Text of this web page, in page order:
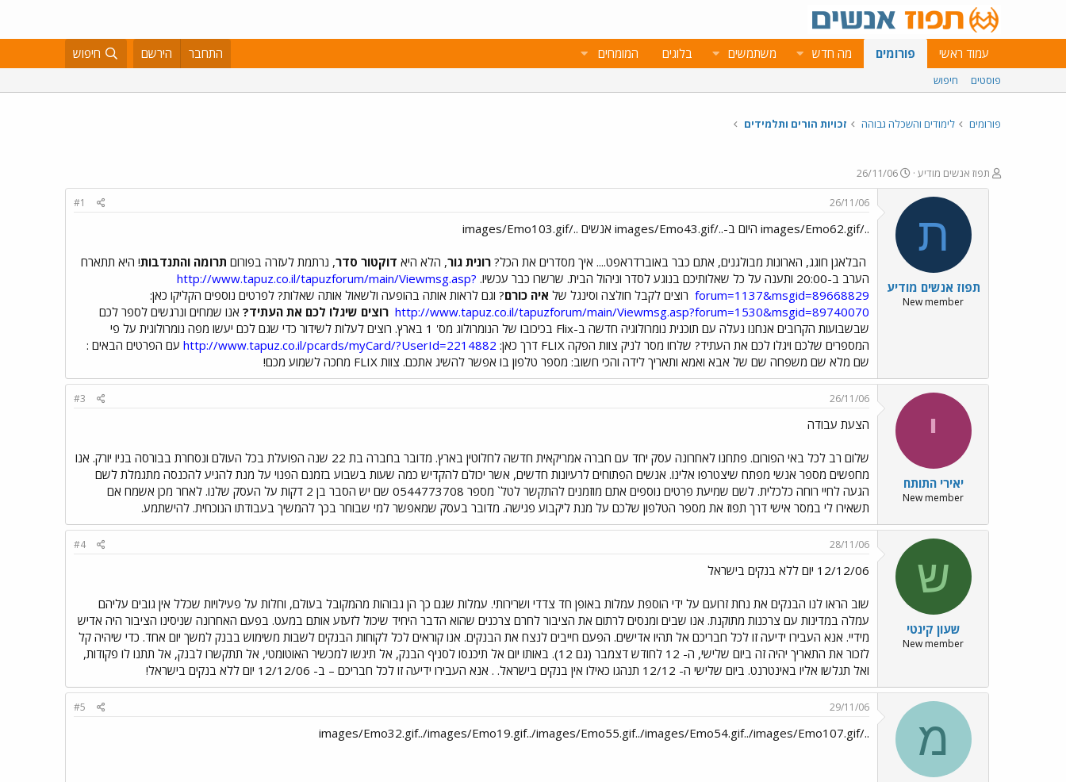
עמוד ראשי פורומים מה חדש משתמשים בלוגים המומחים התחבר הירשם חיפוש
פוסטים חיפוש
פורומים לימודים והשכלה גבוהה זכויות הורים ותלמידים
פ
ו
תפוז אנשים מודיע
פ
ו
ם
ב
ר
26/11/06
ת
תפוז אנשים מודיע
New member
26/11/06
#1
../images/Emo62.gif היום ב-../images/Emo43.gif אנשים ../images/Emo103.gif
הבלאגן חוגג, הארונות מבולגנים, אתם כבר באוברדראפט.... איך מסדרים את הכל? רונית גור, הלא היא דוקטור סדר, נרתמת לעזרה בפורום תרומה והתנדבות! היא תתארח
הערב ב-20:00 ותענה על כל שאלותיכם בנוגע לסדר וניהול הבית. שרשרו כבר עכשיו.
http://www.tapuz.co.il/tapuzforum/main/Viewmsg.asp?
forum=1137&msgid=89668829 רוצים לקבל חולצה וסינגל של איה כורם? וגם לראות אותה בהופעה ולשאול אותה שאלות? לפרטים נוספים הקליקו כאן:
http://www.tapuz.co.il/tapuzforum/main/Viewmsg.asp?forum=1530&msgid=89740070 רוצים שיגלו לכם את העתיד? אנו שמחים ונרגשים לספר לכם
שבשבועות הקרובים אנחנו נעלה עם תוכנית נומרולוגיה חדשה ב-Flix בכיכובו של הנומרולוג מס' 1 בארץ. רוצים לעלות לשידור כדי שגם לכם יעשו מפה נומרולוגית על פי
המספרים שלכם ויגלו לכם את העתיד? שלחו מסר לניק צוות הפקה FLIX דרך כאן:
http://www.tapuz.co.il/pcards/myCard/?UserId=2214882 עם הפרטים הבאים :
שם מלא שם משפחה שם של אבא ואמא ותאריך לידה והכי חשוב: מספר טלפון בו אפשר להשיג אתכם. צוות FLIX מחכה לשמוע מכם!
י
יאירי התותח
New member
26/11/06
#3
הצעת עבודה
שלום רב לכל באי הפורום. פתחנו לאחרונה עסק יחד עם חברה אמריקאית חדשה לחלוטין בארץ. מדובר בחברה בת 22 שנה הפועלת בכל העולם ונסחרת בבורסה בניו יורק. אנו
מחפשים מספר אנשי מפתח שיצטרפו אלינו. אנשים הפתוחים לרעיונות חדשים, אשר יכולם להקדיש כמה שעות בשבוע בזמנם הפנוי על מנת להגיע להכנסה מתגמלת לשם
הגעה לחיי רוחה כלכלית. לשם שמיעת פרטים נוספים אתם מוזמנים להתקשר לטל` מספר 0544773708 שם יש הסבר בן 2 דקות על העסק שלנו. לאחר מכן אשמח אם
תשאירו לי במסר אישי דרך תפוז את מספר הטלפון שלכם על מנת ליקבוע פגישה. מדובר בעסק שמאפשר למי שבוחר בכך להמשיך בעבודתו הנוכחית. להישתמע.
ש
שעון קינטי
New member
28/11/06
#4
12/12/06 יום ללא בנקים בישראל
שוב הראו לנו הבנקים את נחת זרועם על ידי הוספת עמלות באופן חד צדדי ושרירותי. עמלות שגם כך הן גבוהות מהמקובל בעולם, וחלות על פעילויות שכלל אין גובים עליהם
עמלה במדינות עם צרכנות מתוקנת. אנו שבים ומנסים לרתום את הציבור לחרם צרכנים שהוא הדבר היחיד שיכול לזעזע אותם במעט. בפעם האחרונה שניסינו הציבור היה אדיש
מידיי. אנא העבירו ידיעה זו לכל חבריכם אל תהיו אדישים. הפעם חייבים לנצח את הבנקים. אנו קוראים לכל לקוחות הבנקים לשבות משימוש בבנק למשך יום אחד. כדי שיהיה קל
לזכור את התאריך יהיה זה ביום שלישי, ה- 12 לחודש דצמבר (גם 12). באותו יום אל תיכנסו לסניף הבנק, אל תיגשו למכשיר האוטומטי, אל תתקשרו לבנק, אל תתנו לו פקודות,
ואל תגלשו אליו באינטרנט. ביום שלישי ה- 12/12 תנהגו כאילו אין בנקים בישראל. . אנא העבירו ידיעה זו לכל חבריכם – ב- 12/12/06 יום ללא בנקים בישראל!
מ
29/11/06
#5
../images/Emo32.gif../images/Emo19.gif../images/Emo55.gif../images/Emo54.gif../images/Emo107.gif